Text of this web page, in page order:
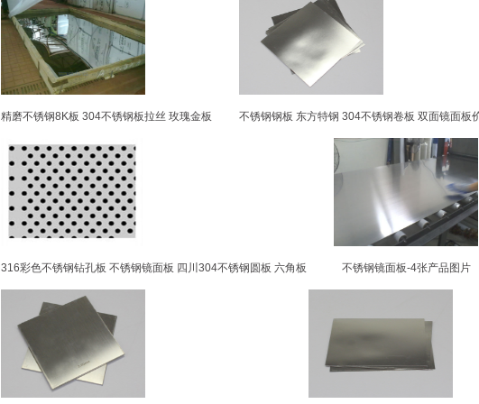
精磨不锈钢8K板 304不锈钢板拉丝 玫瑰金板 不锈钢钢板 东方特钢 304不锈钢卷板 双面镜面板
316彩色不锈钢钻孔板 不锈钢镜面板 四川304不锈钢圆板 六角板 不锈钢镜面板-4张产品图片